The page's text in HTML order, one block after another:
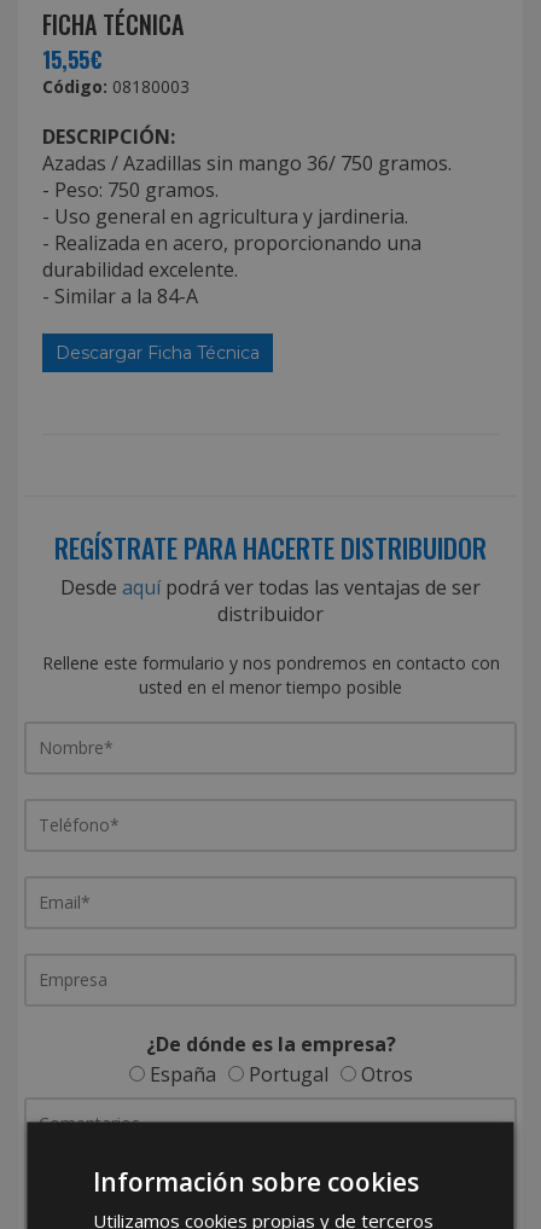
FICHA TÉCNICA
15,55€
Código: 08180003
DESCRIPCIÓN:
Azadas / Azadillas sin mango 36/ 750 gramos.
- Peso: 750 gramos.
- Uso general en agricultura y jardineria.
- Realizada en acero, proporcionando una
durabilidad excelente.
- Similar a la 84-A
Descargar Ficha Técnica
REGÍSTRATE PARA HACERTE DISTRIBUIDOR
Desde aquípodrá ver todas las ventajas de ser
distribuidor
Rellene este formulario y nos pondremos en contacto con
usted en el menor tiempo posible
¿De dónde es la empresa?
España
Portugal Otros
Información sobre cookies
Utilizamos cookies propias y de terceros